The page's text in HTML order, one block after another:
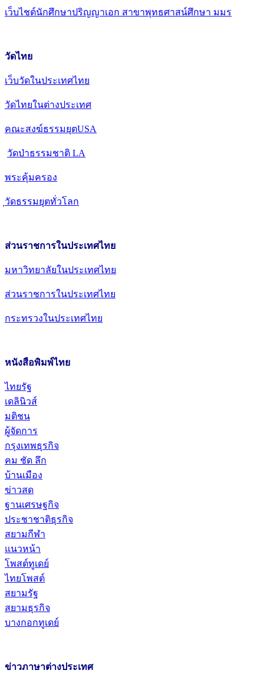
เว็บไชต์นักศึกษาปริญญาเอก สาขาพุทธศาสน์ศึกษา มมร
วัดไทย
เว็บวัดในประเทศไทย
วัดไทยในต่างประเทศ
คณะสงฆ์ธรรมยุตUSA
วัดป่าธรรมชาติ LA
พระคุ้มครอง
วัดธรรมยุตทั่วโลก
ส่วนราชการในประเทศไทย
มหาวิทยาลัยในประเทศไทย
ส่วนราชการในประเทศไทย
กระทรวงในประเทศไทย
หนังสือพิมพ์ไทย
ไทยรัฐ
เดลินิวส์
มติชน
ผู้จัดการ
กรุงเทพธุรกิจ
คม ชัด ลึก
บ้านเมือง
ข่าวสด
ฐานเศรษฐกิจ
ประชาชาติธุรกิจ
สยามกีฬา
แนวหน้า
โพสต์ทูเดย์
ไทยโพสต์
สยามรัฐ
สยามธุรกิจ
บางกอกทูเดย์
ข่าวภาษาต่างประเทศ